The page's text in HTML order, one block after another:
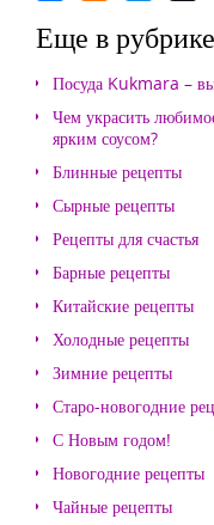
Еще в
Посуда Kukmara –
Чем украсить
ярким соусом?
Блинные рецепты
Сырные рецепты
Рецепты для счастья
Барные рецепты
Китайские рецепты
Холодные рецепты
Зимние рецепты
Старо-новогодние
С Новым годом!
Новогодние рецепты
Чайные рецепты